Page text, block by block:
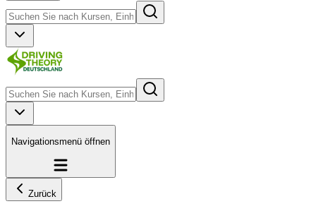
Navigationsmenü öffnen
Zurück